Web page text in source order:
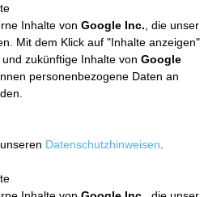
Inhalte von Google Inc. , die unser
Mit dem Klick auf "Inhalte anzeigen"
zukünftige Inhalte von Google
personenbezogene Daten an
Datenschutzhinweisen